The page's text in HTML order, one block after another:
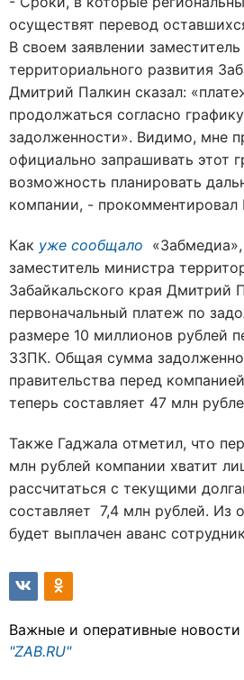
осуществят перевод
В своем заявлении
территориального развития
Дмитрий Палкин сказал:
продолжаться согласно
задолженности». Видимо, мне
официально запрашивать этот
возможность планировать
компании, - прокомментировал
Как уже сообщало
заместитель министра
Забайкальского края Дмитрий
первоначальный платеж по
размере 10 миллионов рублей
ЗЗПК. Общая сумма
правительства перед
теперь составляет 47 млн
Также Гаджала отметил, что
млн рублей компании хватит
рассчитаться с текущими
составляет 7,4 млн рублей. Из
будет выплачен аванс
Важные и оперативные
"ZAB.RU"